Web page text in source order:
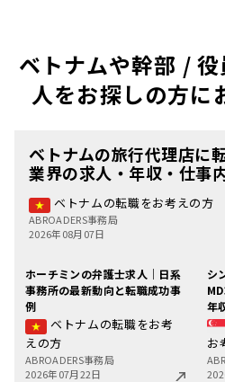
ベトナムや幹部 /
人をお探しの方に
ベトナムの旅行代理店に
業界の求人・年収・仕事
ベトナムの転職をお考えの方
ABROADERS事務局
2026年08月07日
ホーチミンの弁護士求人｜日系
事務所の最新動向と転職成功事
例
ベトナムの転職をお考
えの方
ABROADERS事務局
2026年07月22日
シ
年
お